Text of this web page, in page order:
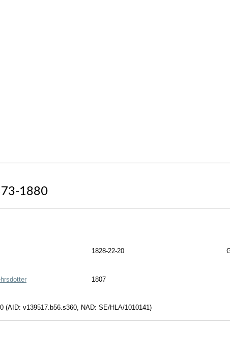
1880
1828-22-20
1807
(AID: v139517.b56.s360, NAD: SE/HLA/1010141)